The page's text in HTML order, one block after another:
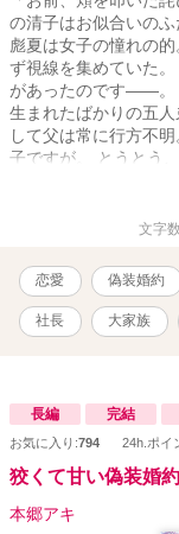
の清子はお似合いの
彪夏は女子の憧れの
ず視線を集めていた
があったのです――。
生まれたばかりの五
して父は常に行方不
子ですが。 とうとう
子持ちと間違われて
をする羽目に。 しか
る、清子!? 河守清子
舞っている 努力家で
に気を張っている 甘
LCCチェリーエアラ
子 軽くパーマをかけ
のか!? ※河守家※ 父
由 のんびり屋 長男
15歳)弁護士になるの
男 望(保育園年中･5
文字
恋愛 偽装婚約
社長 大家族
長編 完結
お気に入り:794 24h.ポイ
狡くて甘い偽装婚約
本郷アキ